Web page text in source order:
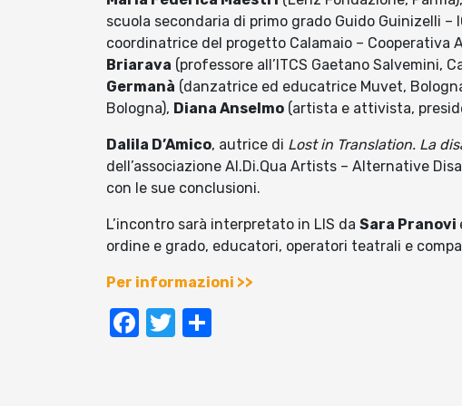
scuola secondaria di primo grado Guido Guinizelli –
coordinatrice del progetto Calamaio – Cooperativa
Briarava (professore all’ITCS Gaetano Salvemini,
Germanà (danzatrice ed educatrice Muvet,
Bologna), Diana Anselmo (artista e attivista,
Dalila D’Amico, autrice di Lost in Translation. La
dell’associazione Al.Di.Qua Artists – Alternative
con le sue conclusioni.
L’incontro sarà interpretato in LIS da Sara Pranovi
ordine e grado, educatori, operatori teatrali e
Per informazioni >>
Facebook
Twitter